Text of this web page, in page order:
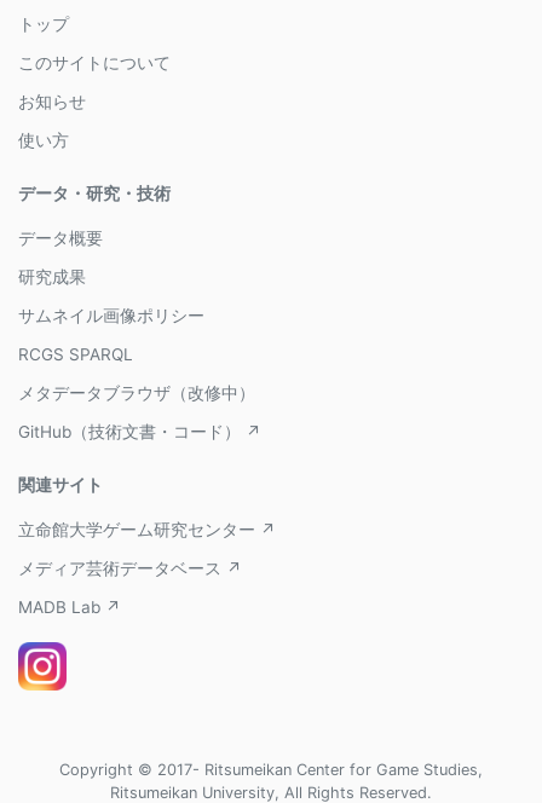
トップ
このサイトについて
お知らせ
使い方
データ・研究・技術
データ概要
研究成果
サムネイル画像ポリシー
RCGS SPARQL
メタデータブラウザ（改修中）
GitHub（技術文書・コード） ↗
関連サイト
立命館大学ゲーム研究センター ↗
メディア芸術データベース ↗
MADB Lab ↗
Copyright © 2017- Ritsumeikan Center for Game Studies,
Ritsumeikan University, All Rights Reserved.